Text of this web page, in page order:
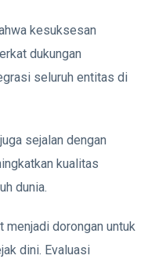
kesuksesan
dukungan
seluruh entitas di
sejalan dengan
kualitas
dunia.
menjadi dorongan untuk
dini. Evaluasi